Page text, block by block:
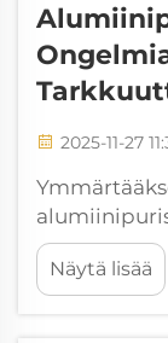
2025-11-27
niiden
esiintyy
halkeamat,
Näytä lisää